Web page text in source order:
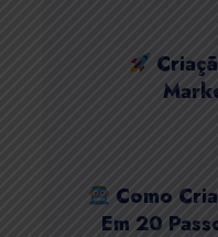
Como
Em 20